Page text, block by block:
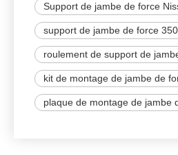
Support de jambe de force
support de jambe de force
roulement de support de
kit de montage de jambe de
plaque de montage de jambe